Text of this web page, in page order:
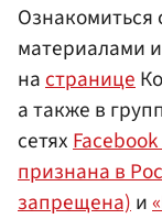
Ознакомиться
материалами
настранице
а также в
сетях
признана в
запрещена)и